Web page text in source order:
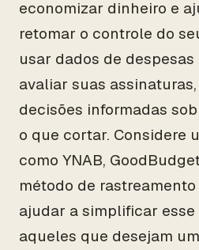
economizar dinheiro e
retomar o controle do
usar dados de
avaliar suas
decisões informadas
o que cortar. Considere
como YNAB,
método de
ajudar a simplificar esse
aqueles que desejam